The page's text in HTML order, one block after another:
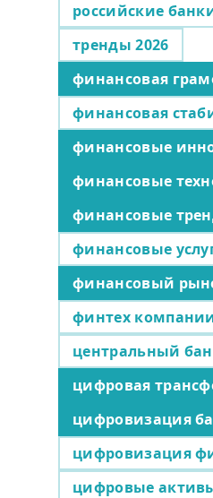
российские
тренды 2026
финансовая
финансовая
финансовые
финансовые
финансовые
финансовые
финансовый
финтех
центральный
цифровая
цифровизация
цифровизация
цифровые